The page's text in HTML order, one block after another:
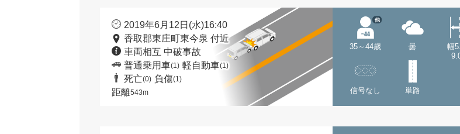
2019年6月12日(水)16:40
香取郡東庄町東今泉 付近
車両相互 中破事故
普通乗用車(1) 軽自動車(1)
死亡(0) 負傷(1)
距離543m
35～44歳
他
曇
幅
信号なし 単路